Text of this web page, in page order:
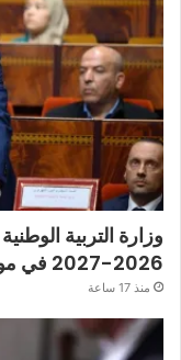
وزارة التربية
2026-2027 في موعده الرسمي
منذ 17 ساعة